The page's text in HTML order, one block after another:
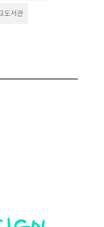
도서관